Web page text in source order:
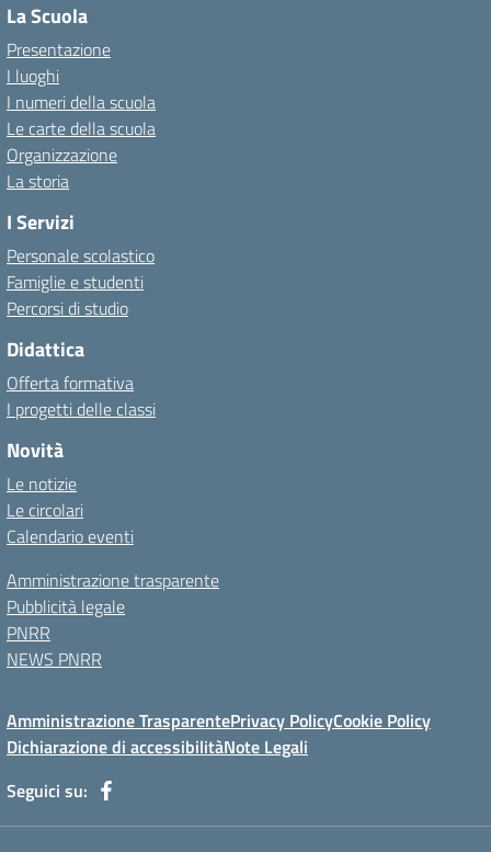
La Scuola
Presentazione
I luoghi
I numeri della scuola
Le carte della scuola
Organizzazione
La storia
I Servizi
Personale scolastico
Famiglie e studenti
Percorsi di studio
Didattica
Offerta formativa
I progetti delle classi
Novità
Le notizie
Le circolari
Calendario eventi
Amministrazione trasparente
Pubblicità legale
PNRR
NEWS PNRR
Amministrazione TrasparentePrivacy PolicyCookie Policy
Dichiarazione di accessibilitàNote Legali
Seguici su: